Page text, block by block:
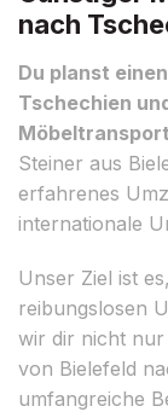
nach
Du planst
Tschechien
Steiner aus
erfahrenes
internationale
Unser Ziel ist
reibungslosen
wir dir nicht
von Bielefeld
umfangreiche